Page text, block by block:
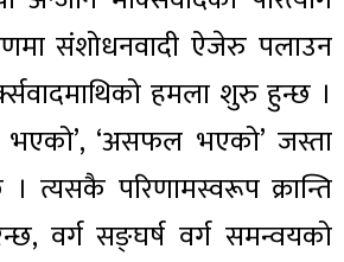
संशोधनवादी ऐजेरु पलाउन
हमला शुरु हुन्छ ।
भएको’, ‘असफल भएको’ जस्ता
। त्यसकै परिणामस्वरूप क्रान्ति
वर्ग सङ्घर्ष वर्ग समन्वयको